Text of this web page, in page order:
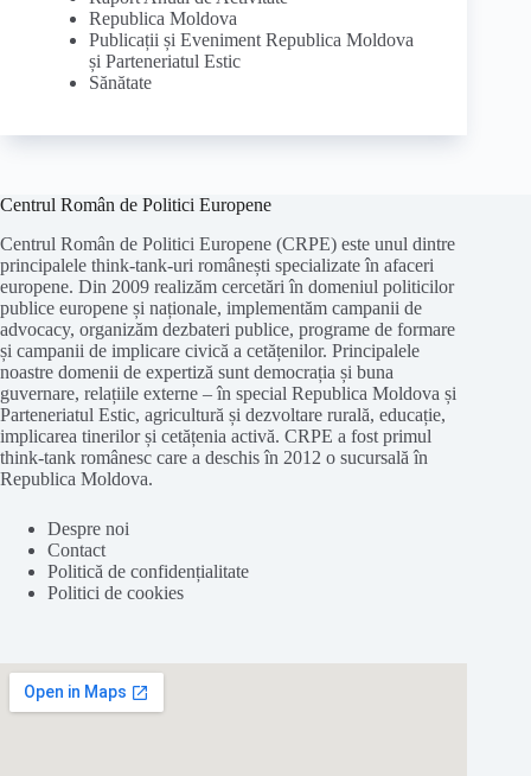
Republica Moldova
Publicații și Eveniment Republica Moldova
și Parteneriatul Estic
Sănătate
Centrul Român de Politici Europene
Centrul Român de Politici Europene (CRPE) este unul dintre
principalele think-tank-uri românești specializate în afaceri
europene. Din 2009 realizăm cercetări în domeniul politicilor
publice europene și naționale, implementăm campanii de
advocacy, organizăm dezbateri publice, programe de formare
și campanii de implicare civică a cetățenilor. Principalele
noastre domenii de expertiză sunt democrația și buna
guvernare, relațiile externe – în special Republica Moldova și
Parteneriatul Estic, agricultură și dezvoltare rurală, educație,
implicarea tinerilor și cetățenia activă. CRPE a fost primul
think-tank românesc care a deschis în 2012 o sucursală în
Republica Moldova.
Despre noi
Contact
Politică de confidențialitate
Politici de cookies